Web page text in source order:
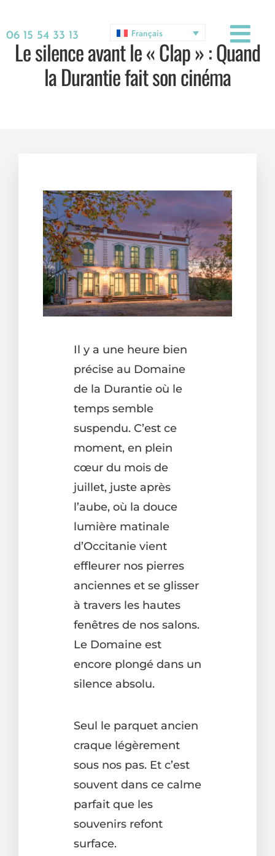
06 15 54 33 13 Français
Le silence avant le « Clap » : Quand
la Durantie fait son cinéma
Il y a une heure bien
précise au Domaine
de la Durantie où le
temps semble
suspendu. C’est ce
moment, en plein
cœur du mois de
juillet, juste après
l’aube, où la douce
lumière matinale
d’Occitanie vient
effleurer nos pierres
anciennes et se glisser
à travers les hautes
fenêtres de nos salons.
Le Domaine est
encore plongé dans un
silence absolu.
Seul le parquet ancien
craque légèrement
sous nos pas. Et c’est
souvent dans ce calme
parfait que les
souvenirs refont
surface.